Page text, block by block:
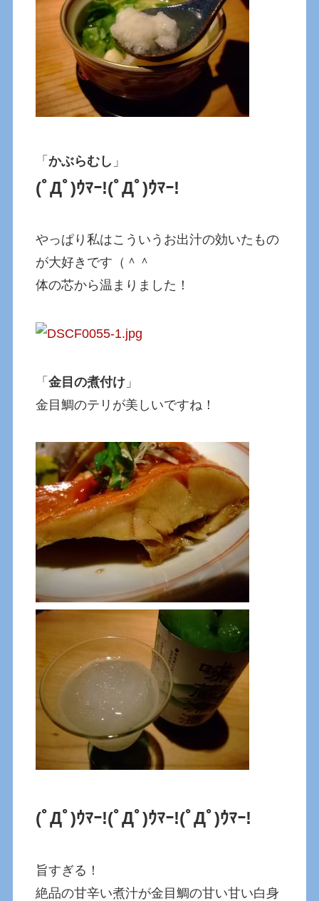
「かぶらむし 」
(ﾟДﾟ)ｳﾏｰ!(ﾟДﾟ)ｳﾏｰ!
やっぱり私はこういうお出汁の効いたもの
が大好きです（＾＾
体の芯から温まりました！
「金目の煮付け 」
金目鯛のテリが美しいですね！
(ﾟДﾟ)ｳﾏｰ!(ﾟДﾟ)ｳﾏｰ!(ﾟДﾟ)ｳﾏｰ!
旨すぎる！
絶品の甘辛い煮汁が金目鯛の甘い甘い白身